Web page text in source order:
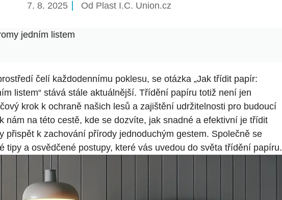
7. 8. 2025 Od Plast I.C. Union.cz
jedním listem
čelí každodennímu poklesu, se otázka „Jak třídit papír:
listem“ stává stále aktuálnější. Třídění papíru totiž není jen
krok k ochraně našich lesů a zajištění udržitelnosti pro budoucí
nám na této cestě, kde se dozvíte, jak snadné a efektivní je třídit
přispět k zachování přírody jednoduchým gestem. Společně se
tipy a osvědčené postupy, které vás uvedou do světa třídění papíru.